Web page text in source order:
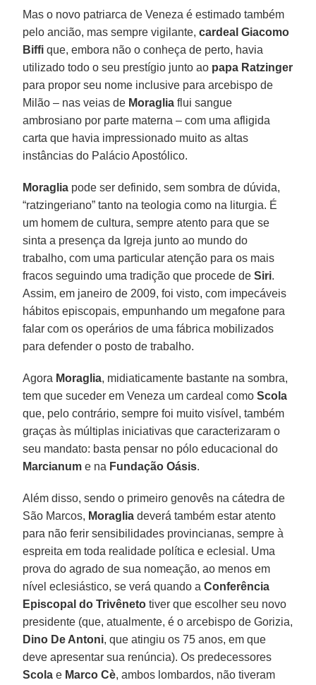
Mas o novo patriarca de Veneza é estimado também
pelo ancião, mas sempre vigilante,cardeal Giacomo
Biffi que, embora não o conheça de perto, havia
utilizado todo o seu prestígio junto ao papa Ratzinger
para propor seu nome inclusive para arcebispo de
Milão – nas veias de Moraglia flui sangue
ambrosiano por parte materna – com uma afligida
carta que havia impressionado muito as altas
instâncias do Palácio Apostólico.
Moraglia pode ser definido, sem sombra de dúvida,
“ratzingeriano” tanto na teologia como na liturgia. É
um homem de cultura, sempre atento para que se
sinta a presença da Igreja junto ao mundo do
trabalho, com uma particular atenção para os mais
fracos seguindo uma tradição que procede deSiri.
Assim, em janeiro de 2009, foi visto, com impecáveis
hábitos episcopais, empunhando um megafone para
falar com os operários de uma fábrica mobilizados
para defender o posto de trabalho.
Agora Moraglia, midiaticamente bastante na sombra,
tem que suceder em Veneza um cardeal comoScola
que, pelo contrário, sempre foi muito visível, também
graças às múltiplas iniciativas que caracterizaram o
seu mandato: basta pensar no pólo educacional do
Marcianum e na Fundação Oásis.
Além disso, sendo o primeiro genovês na cátedra de
São Marcos, Moraglia deverá também estar atento
para não ferir sensibilidades provincianas, sempre à
espreita em toda realidade política e eclesial. Uma
prova do agrado de sua nomeação, ao menos em
nível eclesiástico, se verá quando aConferência
Episcopal do Trivêneto tiver que escolher seu novo
presidente (que, atualmente, é o arcebispo de Gorizia,
Dino De Antoni, que atingiu os 75 anos, em que
deve apresentar sua renúncia). Os predecessores
Scola e Marco Cè, ambos lombardos, não tiveram